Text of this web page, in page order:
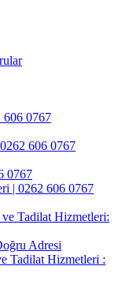
606 0767
606 0767
0767
| 0262 606 0767
Tadilat Hizmetleri:
Adresi
Tadilat Hizmetleri :